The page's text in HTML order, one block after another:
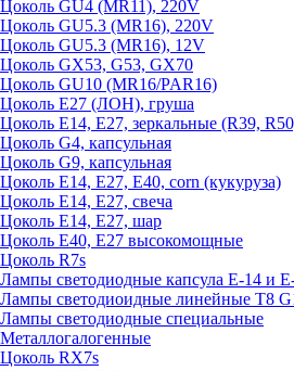
Цоколь GU4 (MR11), 220V
Цоколь GU5.3 (MR16), 220V
Цоколь GU5.3 (MR16), 12V
Цоколь GX53, G53, GX70
Цоколь GU10 (MR16/PAR16)
Цоколь Е27 (ЛОН), груша
Цоколь Е14, Е27, зеркальные (R39,
Цоколь G4, капсульная
Цоколь G9, капсульная
Цоколь Е14, Е27, Е40, corn (кукуруза)
Цоколь Е14, Е27, свеча
Цоколь Е14, Е27, шар
Цоколь Е40, Е27 высокомощные
Цоколь R7s
Лампы светодиодные капсула Е-14 и
Лампы светодиоидные линейные T8
Лампы светодиодные специальные
Металлогалогенные
Цоколь RX7s